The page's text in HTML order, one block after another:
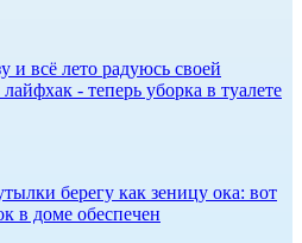
и всё лето радуюсь своей
- теперь уборка в туалете
берегу как зеницу ока: вот
в доме обеспечен